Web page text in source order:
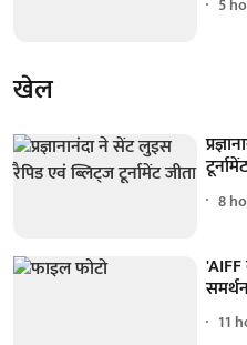
5
खेल
8
11